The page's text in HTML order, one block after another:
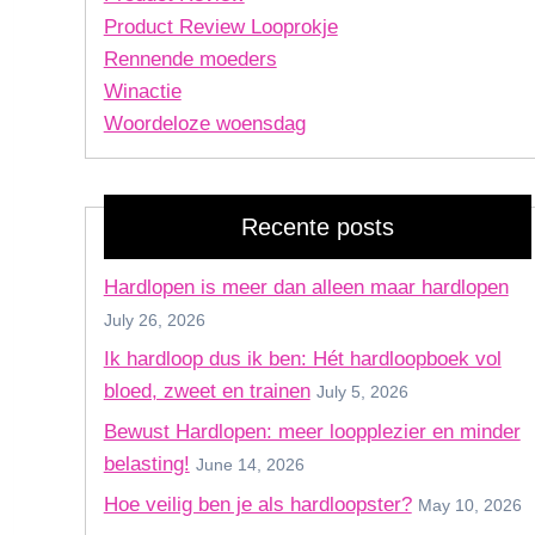
Product Review Looprokje
Rennende moeders
Winactie
Woordeloze woensdag
Recente posts
Hardlopen is meer dan alleen maar hardlopen
July 26, 2026
Ik hardloop dus ik ben: Hét hardloopboek vol
bloed, zweet en trainen July 5, 2026
Bewust Hardlopen: meer loopplezier en minder
belasting! June 14, 2026
Hoe veilig ben je als hardloopster? May 10, 2026